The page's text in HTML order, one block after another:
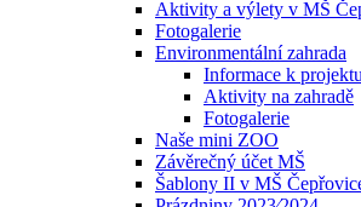
Aktivity a výlety v MŠ
Fotogalerie
Environmentální zahrada
Informace k projektu
Aktivity na zahradě
Fotogalerie
Naše mini ZOO
Závěrečný účet MŠ
Šablony II v MŠ